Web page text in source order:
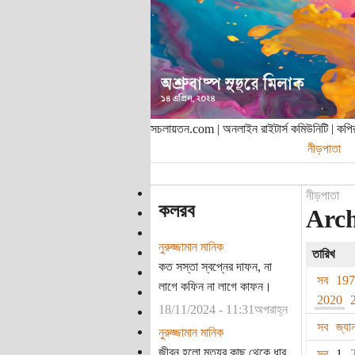
সচলায়তন.com | অনলাইন রাইটার্স কমিউনিটি |
নীড়পাতা
কলরব
নুরুজ্জামান মানিক
কত সস্তা স্বপ্নের দাফন, না
লাগে কফিন না লাগে কাফন।
18/11/2024 - 11:31অপরাহ্ন
নুরুজ্জামান মানিক
জীবন হলো মৃত্যুর কাছ থেকে ধার
নীড়পাতা
তারিখ
সব
2020
সব